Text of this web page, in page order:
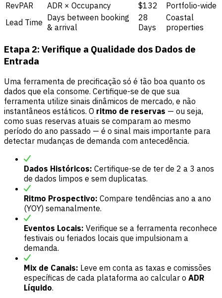
RevPAR
ADR × Occupancy $132
Portfolio-wide
Lead Time Days between booking
& arrival
28
Days
Coastal
properties
Etapa 2: Verifique a Qualidade dos Dados de
Entrada
Uma ferramenta de precificação só é tão boa quanto os
dados que ela consome. Certifique-se de que sua
ferramenta utilize sinais dinâmicos de mercado, e não
instantâneos estáticos. O ritmo de reservas — ou seja,
como suas reservas atuais se comparam ao mesmo
período do ano passado — é o sinal mais importante para
detectar mudanças de demanda com antecedência.
Dados Históricos: Certifique-se de ter de 2 a 3 anos
de dados limpos e sem duplicatas.
Ritmo Prospectivo: Compare tendências ano a ano
(YOY) semanalmente.
Eventos Locais: Verifique se a ferramenta reconhece
festivais ou feriados locais que impulsionam a
demanda.
Mix de Canais: Leve em conta as taxas e comissões
específicas de cada plataforma ao calcular o ADR
Líquido.